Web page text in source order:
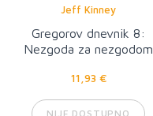
Jeff Kinney
Gregorov dnevnik 8:
Nezgoda za nezgodom
11,93 €
NIJE DOSTUPNO